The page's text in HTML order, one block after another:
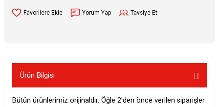
Yorum Yap Tavsiye Et
Ürün Bilgisi
Bütün ürünlerimiz orijinaldir. Öğle 2'den önce verilen siparişler